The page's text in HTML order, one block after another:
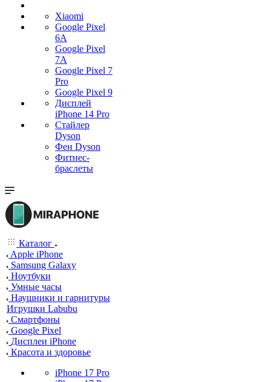
Xiaomi
Google Pixel
6A
Google Pixel
7А
Google Pixel 7
Pro
Google Pixel 9
Дисплей
iPhone 14 Pro
Стайлер
Dyson
Фен Dyson
Фитнес-
браслеты
Каталог
Apple iPhone
Samsung Galaxy
Ноутбуки
Умные часы
Наушники и гарнитуры
Игрушки Labubu
Смартфоны
Google Pixel
Дисплеи iPhone
Красота и здоровье
iPhone 17 Pro